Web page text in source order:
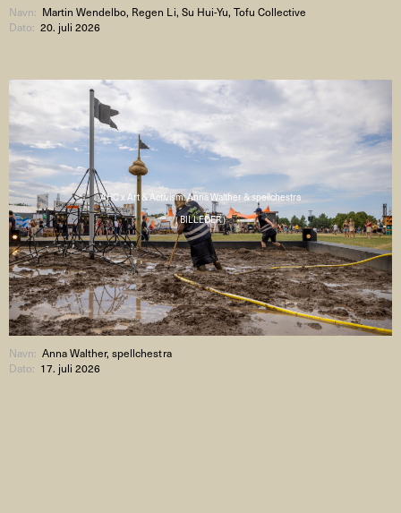
Navn: Martin Wendelbo, Regen Li, Su Hui-Yu, Tofu Collective
Dato:20. juli 2026
AHC x Art & Activism: Anna Walther & spellchestra
( BILLEDER )
Navn:Anna Walther, spellchestra
Dato: 17. juli 2026